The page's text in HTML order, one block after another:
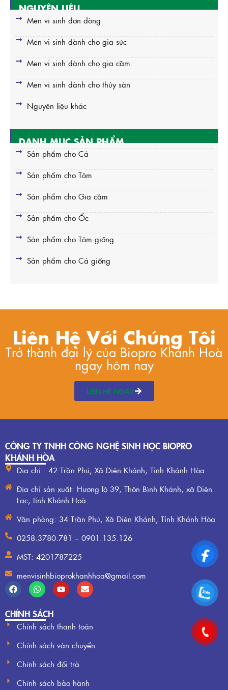
NGUYÊN LIỆU
Men vi sinh đơn dòng
Men vi sinh dành cho gia súc
Men vi sinh dành cho gia cầm
Men vi sinh dành cho thủy sản
Nguyên liệu khác
DANH MỤC SẢN PHẨM
Sản phẩm cho Cá
Sản phẩm cho Tôm
Sản phẩm cho Gia cầm
Sản phẩm cho Ốc
Sản phẩm cho Tôm giống
Sản phẩm cho Cá giống
Liên Hệ Với Chúng Tôi
Trở thành đại lý của Biopro Khánh Hoà
ngay hôm nay
LIÊN HỆ NGAY
CÔNG TY TNHH CÔNG NGHỆ SINH HỌC BIOPRO
KHÁNH HÒA
Địa chỉ : 42 Trần Phú, Xã Diên Khánh, Tỉnh Khánh Hòa
Địa chỉ sản xuất: Hương lộ 39, Thôn Bình Khánh, xã Diên
Lạc, tỉnh Khánh Hoà
Văn phòng: 34 Trần Phú, Xã Diên Khánh, Tỉnh Khánh Hòa
0258.3780.781 – 0901.135.126
MST: 4201787225
menvisinhbioprokhanhhoa@gmail.com
CHÍNH SÁCH
Chính sách thanh toán
Chính sách vận chuyển
Chính sách đổi trả
Chính sách bảo hành